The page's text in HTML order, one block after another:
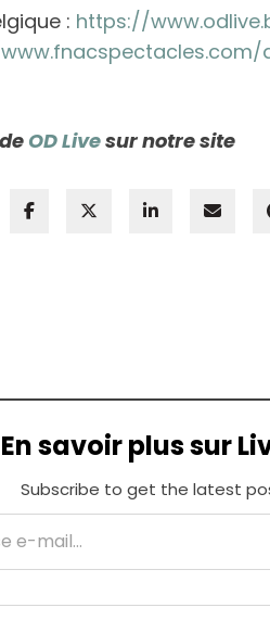
: https://
OD Livesur notre site
En savoir plus sur
Subscribe to get the latest